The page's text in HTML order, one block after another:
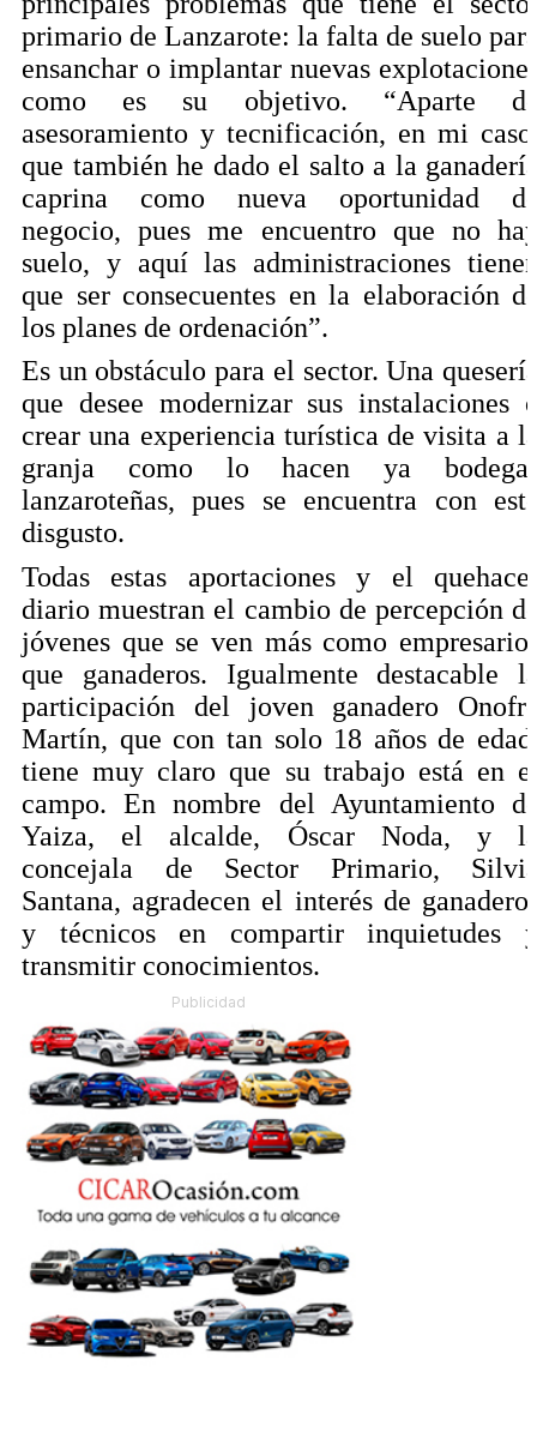
primario de Lanzarote: la falta de suelo
ensanchar o implantar nuevas
como es su objetivo. “Aparte
asesoramiento y tecnificación, en mi
que también he dado el salto a la
caprina como nueva oportunidad
negocio, pues me encuentro que no
suelo, y aquí las administraciones
que ser consecuentes en la elaboración
los planes de ordenación”.
Es un obstáculo para el sector. Una
que desee modernizar sus instalaciones
crear una experiencia turística de visita a
granja como lo hacen ya
lanzaroteñas, pues se encuentra con
disgusto.
Todas estas aportaciones y el
diario muestran el cambio de percepción
jóvenes que se ven más como
que ganaderos. Igualmente destacable
participación del joven ganadero
Martín, que con tan solo 18 años de
tiene muy claro que su trabajo está en
campo. En nombre del Ayuntamiento
Yaiza, el alcalde, Óscar Noda, y
concejala de Sector Primario,
Santana, agradecen el interés de
y técnicos en compartir inquietudes
transmitir conocimientos.
Publicidad